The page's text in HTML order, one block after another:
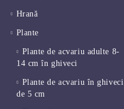
Hrană
Plante
Plante de acvariu adulte 8-
14 cm în ghiveci
Plante de acvariu în ghiveci
de 5 cm